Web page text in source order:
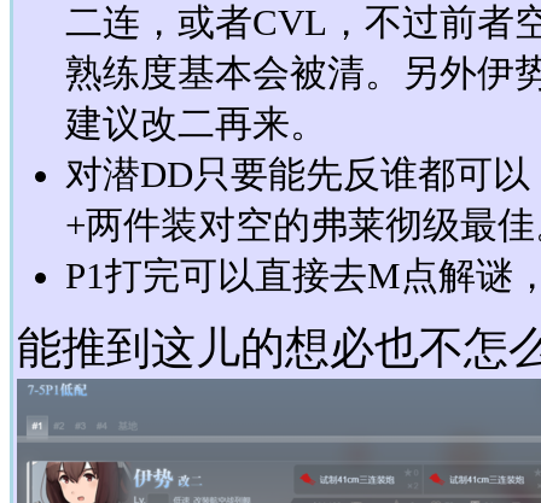
二连，或者CVL，不过前者
熟练度基本会被清。另外伊
建议改二再来。
对潜DD只要能先反谁都可
+两件装对空的弗莱彻级最
P1打完可以直接去M点解谜
能推到这儿的想必也不怎